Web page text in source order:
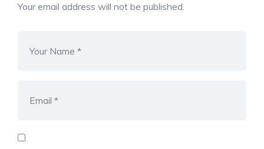
Your email address will not be published.